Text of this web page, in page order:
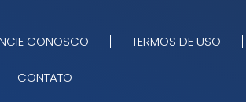
CONOSCO TERMOS DE USO
CONTATO